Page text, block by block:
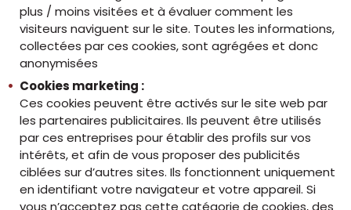
plus / moins visitées et à évaluer comment les
visiteurs naviguent sur le site. Toutes les informations,
collectées par ces cookies, sont agrégées et donc
anonymisées
Cookies marketing :
Ces cookies peuvent être activés sur le site web par
les partenaires publicitaires. Ils peuvent être utilisés
par ces entreprises pour établir des profils sur vos
intérêts, et afin de vous proposer des publicités
ciblées sur d’autres sites. Ils fonctionnent uniquement
en identifiant votre navigateur et votre appareil. Si